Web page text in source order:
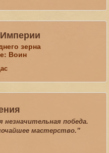
зерна
Воин
победа.
мастерство."